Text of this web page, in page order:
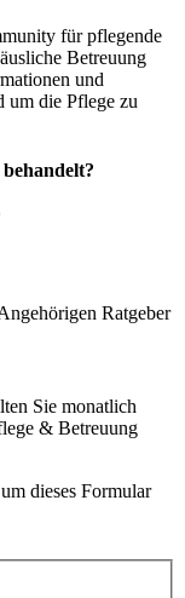
für pflegende
Betreuung
und
um die Pflege zu
Sie monatlich
& Betreuung
dieses Formular